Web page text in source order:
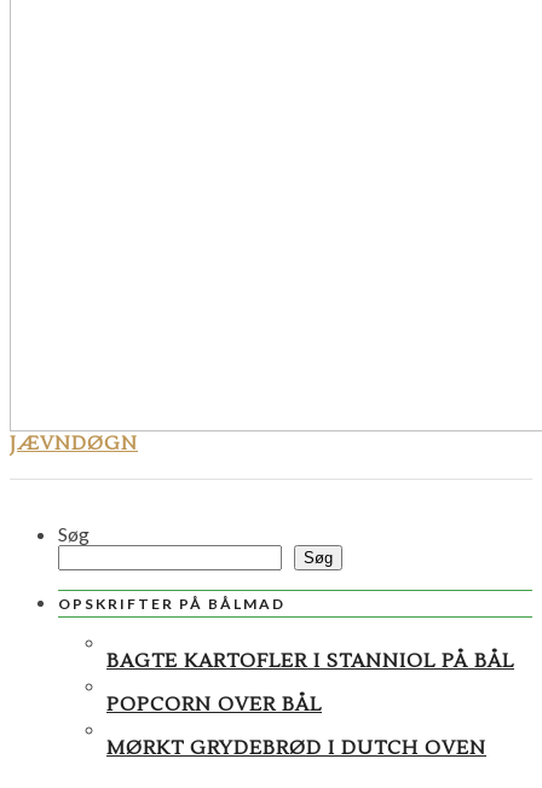
JÆVNDØGN
Søg
Søg
OPSKRIFTER PÅ BÅLMAD
BAGTE KARTOFLER I STANNIOL PÅ BÅL
POPCORN OVER BÅL
MØRKT GRYDEBRØD I DUTCH OVEN